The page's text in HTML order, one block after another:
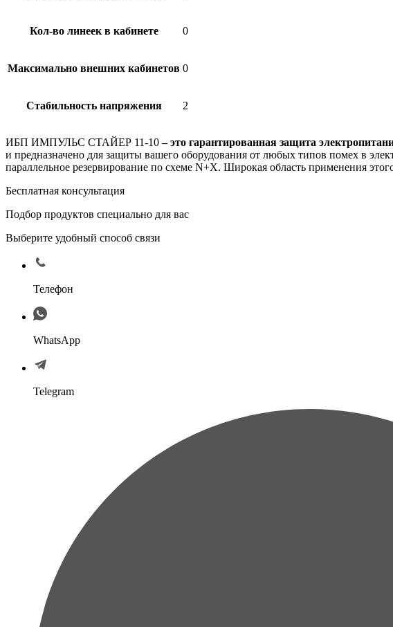
Кол-во линеек в кабинете 0
Максимально внешних кабинетов 0
Стабильность напряжения 2
ИБП ИМПУЛЬС СТАЙЕР 11-10 – это гарантированная защита
и предназначено для защиты вашего оборудования от любых типов помех в
параллельное резервирование по схеме N+X. Широкая область применения
Бесплатная консультация
Подбор продуктов специально для вас
Выберите удобный способ связи
Телефон
WhatsApp
Telegram